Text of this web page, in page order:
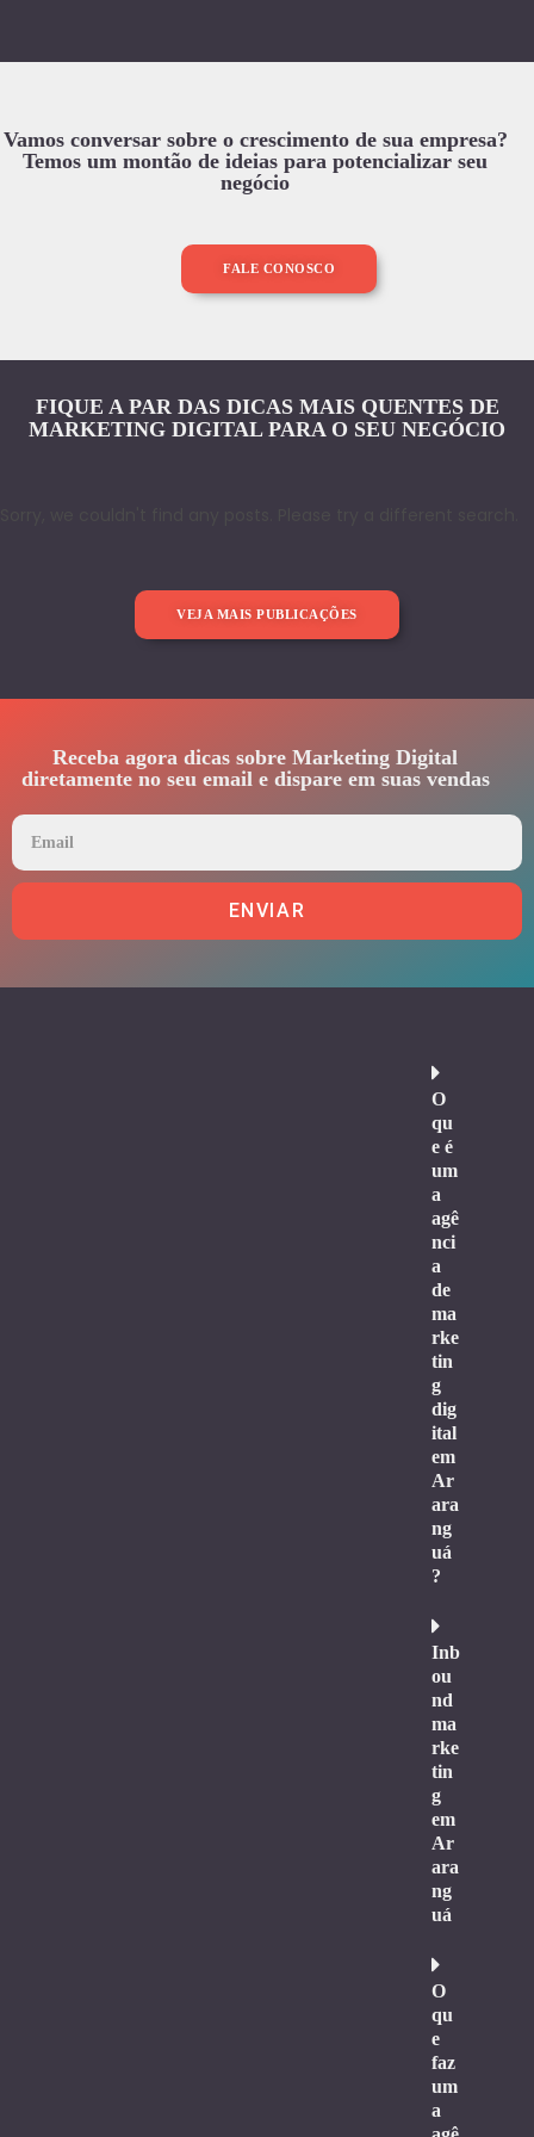
Vamos conversar sobre o crescimento de sua empresa?
Temos um montão de ideias para potencializar seu
negócio
FALE CONOSCO
FIQUE A PAR DAS DICAS MAIS QUENTES DE
MARKETING DIGITAL PARA O SEU NEGÓCIO
VEJA MAIS PUBLICAÇÕES
Receba agora dicas sobre Marketing Digital
diretamente no seu email e dispare em suas vendas
ENVIAR
O
qu
e é
um
a
agê
nci
a
de
ma
rke
tin
g
dig
ital
em
Ar
ara
ng
uá
?
Inb
ou
nd
ma
rke
tin
g
em
Ar
ara
ng
uá
O
qu
e
faz
um
a